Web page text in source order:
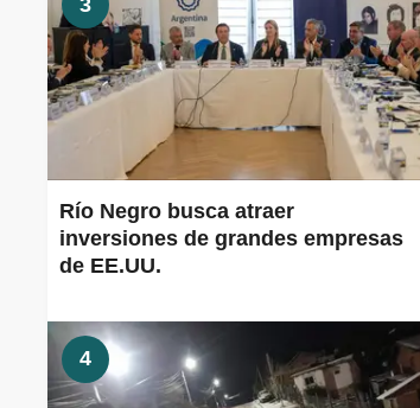
Río Negro busca atraer
inversiones de grandes empresas
de EE.UU.
4